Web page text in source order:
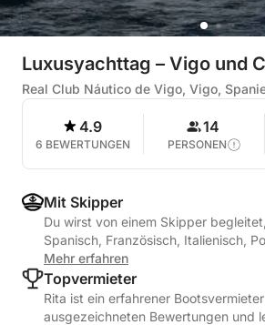
Luxusyachttag – Vigo und
Real Club Náutico de Vigo, Vigo,
4.9
6 BEWERTUNGEN
14
PERSONEN
Mit Skipper
Du wirst von einem Skipper
Spanisch, Französisch, Italienisch,
Mehr erfahren
Topvermieter
Rita ist ein erfahrener
ausgezeichneten Bewertungen und